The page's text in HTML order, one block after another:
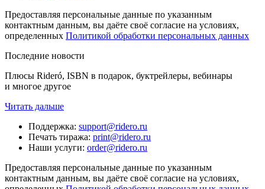
Предоставляя персональные данные по указанным
контактным данным, вы даёте своё согласие на условиях,
определенных Политикой обработки персональных данных
Последние новости
Плюсы Rideró, ISBN в подарок, буктрейлеры, вебинары
и многое другое
Читать дальше
Поддержка: support@ridero.ru
Печать тиража: print@ridero.ru
Наши услуги: order@ridero.ru
Предоставляя персональные данные по указанным
контактным данным, вы даёте своё согласие на условиях,